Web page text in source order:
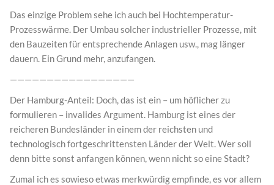
Das einzige Problem sehe ich auch bei Hochtemperatur-
Prozesswärme. Der Umbau solcher industrieller Prozesse, mit
den Bauzeiten für entsprechende Anlagen usw., mag länger
dauern. Ein Grund mehr, anzufangen.
—————————————————
Der Hamburg-Anteil: Doch, das ist ein – um höflicher zu
formulieren – invalides Argument. Hamburg ist eines der
reicheren Bundesländer in einem der reichsten und
technologisch fortgeschrittensten Länder der Welt. Wer soll
denn bitte sonst anfangen können, wenn nicht so eine Stadt?
Zumal ich es sowieso etwas merkwürdig empfinde, es vor allem